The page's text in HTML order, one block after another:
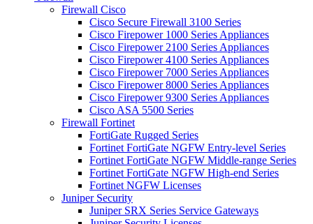
Firewall Cisco
Cisco Secure Firewall 3100 Series
Cisco Firepower 1000 Series Appliances
Cisco Firepower 2100 Series Appliances
Cisco Firepower 4100 Series Appliances
Cisco Firepower 7000 Series Appliances
Cisco Firepower 8000 Series Appliances
Cisco Firepower 9300 Series Appliances
Cisco ASA 5500 Series
Firewall Fortinet
FortiGate Rugged Series
Fortinet FortiGate NGFW Entry-level Series
Fortinet FortiGate NGFW Middle-range Series
Fortinet FortiGate NGFW High-end Series
Fortinet NGFW Licenses
Juniper Security
Juniper SRX Series Service Gateways